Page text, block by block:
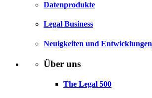
Datenprodukte
Legal Business
Neuigkeiten und Entwicklungen
Über uns
The Legal 500